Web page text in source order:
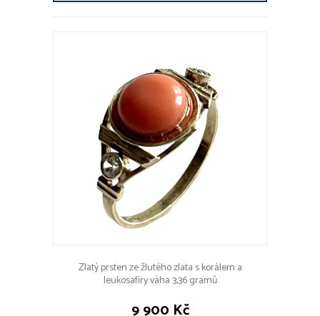
Zlatý prsten ze žlutého zlata s korálem a
leukosafíry váha 3,36 gramů
9 900 Kč